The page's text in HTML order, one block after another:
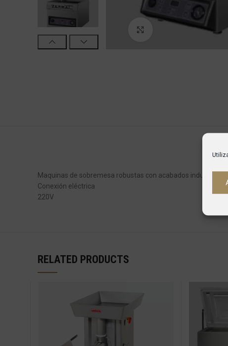
Haga Click para
Maquinas de sobremesa robustas con acabados
Conexión eléctrica
220V
RELATED PRODUCTS